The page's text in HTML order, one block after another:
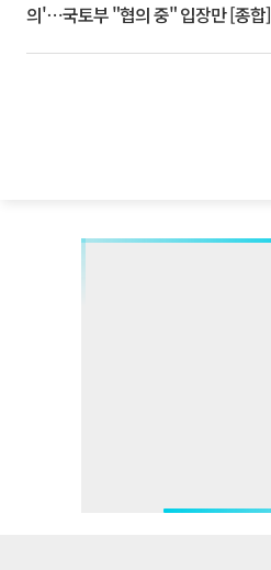
의'⋯국토부 "협의 중" 입장만 [종합]